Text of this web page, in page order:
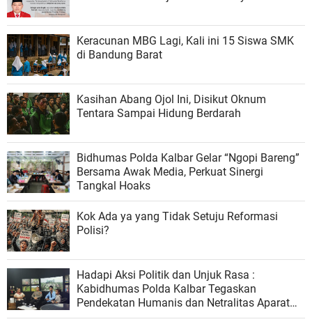
Keracunan MBG Lagi, Kali ini 15 Siswa SMK
di Bandung Barat
Kasihan Abang Ojol Ini, Disikut Oknum
Tentara Sampai Hidung Berdarah
Bidhumas Polda Kalbar Gelar “Ngopi Bareng”
Bersama Awak Media, Perkuat Sinergi
Tangkal Hoaks
Kok Ada ya yang Tidak Setuju Reformasi
Polisi?
Hadapi Aksi Politik dan Unjuk Rasa :
Kabidhumas Polda Kalbar Tegaskan
Pendekatan Humanis dan Netralitas Aparat
dalam Mengamankan Aksi Massa